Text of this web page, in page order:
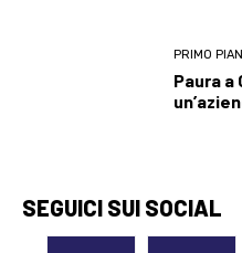
PRIMO
Paura a
SEGUICI SUI SOCIAL